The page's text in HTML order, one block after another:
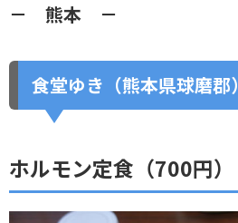
－ 熊本 －
食堂ゆき（熊本県球磨郡）
ホルモン定食（700円）